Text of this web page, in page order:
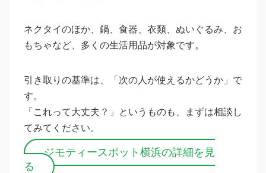
ネクタイのほか、鍋、食器、衣類、ぬいぐるみ、お
もちゃなど、多くの生活用品が対象です。
引き取りの基準は、「次の人が使えるかどうか」で
す。
「これって大丈夫？」というものも、まずは相談し
てみてください。
ジモティースポット横浜の詳細を見
る